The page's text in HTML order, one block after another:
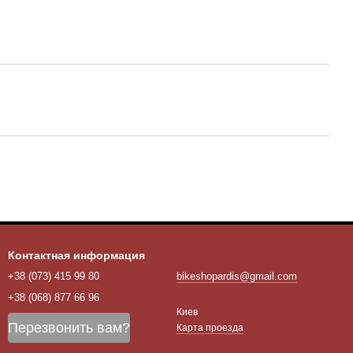
Контактная информация
+38 (073) 415 99 80
+38 (068) 877 66 96
Перезвонить вам?
bikeshopardis@gmail.com
Киев
Карта проезда